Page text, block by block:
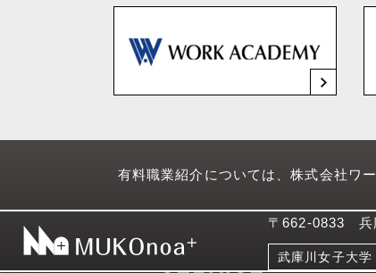
有料職業紹介については、株式会社ワ
〒662-0833 兵
武庫川女子大学